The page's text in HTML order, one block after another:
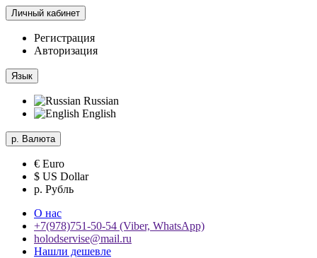
Личный кабинет
Регистрация
Авторизация
Язык
Russian
English
р. Валюта
€ Euro
$ US Dollar
р. Рубль
О нас
+7(978)751-50-54 (Viber, WhatsApp)
holodservise@mail.ru
Нашли дешевле